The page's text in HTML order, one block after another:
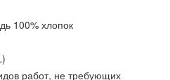
100% хлопок
работ, не требующих